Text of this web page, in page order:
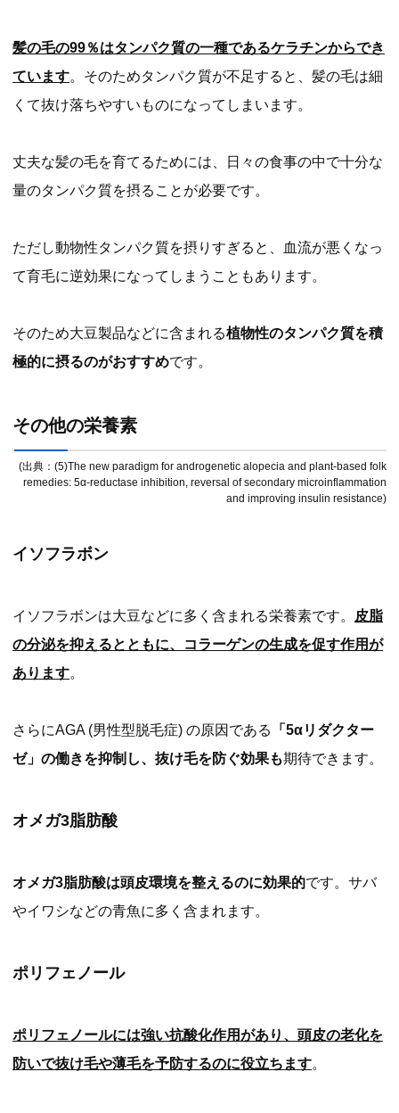
髪の毛の99％はタンパク質の一種であるケラチンからでき
ています。そのためタンパク質が不足すると、髪の毛は細
くて抜け落ちやすいものになってしまいます。
丈夫な髪の毛を育てるためには、日々の食事の中で十分な
量のタンパク質を摂ることが必要です。
ただし動物性タンパク質を摂りすぎると、血流が悪くなっ
て育毛に逆効果になってしまうこともあります。
そのため大豆製品などに含まれる植物性のタンパク質を積
極的に摂るのがおすすめです。
その他の栄養素
(出典：(5)The new paradigm for androgenetic alopecia and plant-based folk
remedies: 5α-reductase inhibition, reversal of secondary microinflammation
and improving insulin resistance)
イソフラボン
イソフラボンは大豆などに多く含まれる栄養素です。
皮脂
の分泌を抑えるとともに、コラーゲンの生成を促す作用が
あります。
さらにAGA (男性型脱毛症) の原因である
「5αリダクター
ゼ」の働きを抑制し、抜け毛を防ぐ効果も期待できます。
オメガ3脂肪酸
オメガ3脂肪酸は頭皮環境を整えるのに効果的です。サバ
やイワシなどの青魚に多く含まれます。
ポリフェノール
ポリフェノールには強い抗酸化作用があり、頭皮の老化を
防いで抜け毛や薄毛を予防するのに役立ちます。